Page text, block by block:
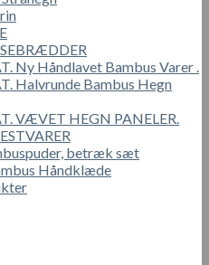
Ny Håndlavet Bambus Varer .
Halvrunde Bambus Hegn
VÆVET HEGN PANELER.
betræk sæt
Håndklæde